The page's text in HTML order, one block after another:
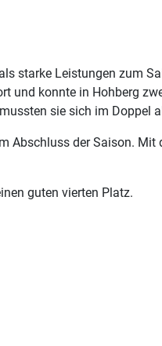
starke Leistungen zum
und konnte in Hohberg
sie sich im Doppel
Abschluss der Saison.
guten vierten Platz.